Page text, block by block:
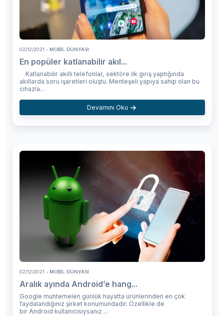
02/12/2021 - MOBIL DÜNYASI
En popüler katlanabilir akıl...
Katlanabilir akıllı telefonlar, sektöre ilk giriş yaptığında
akıllarda soru işaretleri oluştu. Menteşeli yapıya sahip olan bu
cihazla...
Devamını Oku
02/12/2021 - MOBIL DÜNYASI
Aralık ayında Android’e hang...
Google muhtemelen günlük hayatta ürünlerinden en çok
faydalandığınız şirket konumundadır. Özellikle de
bir Android kullanıcısıysanız ...